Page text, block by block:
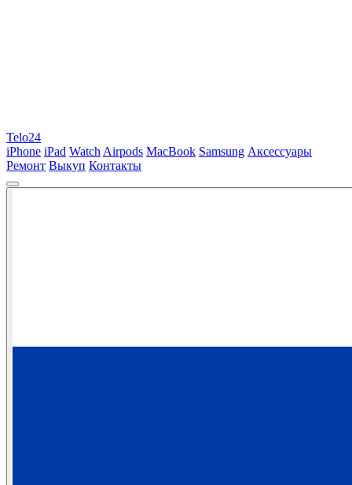
Telo24
iPhone iPad Watch Airpods MacBook Samsung Аксессуары
Ремонт Выкуп Контакты